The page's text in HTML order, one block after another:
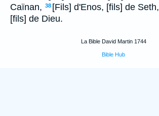
Caïnan, 38 [Fils] d'Enos, [fils] de
[fils] de Dieu.
La Bible David Martin 1744
Bible Hub